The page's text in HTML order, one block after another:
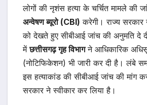
लोगों की नृशंस हत्या के चर्चित मामले की
अन्वेषण ब्यूरो (CBI) करेगी। राज्य सरकार
को देखते हुए सीबीआई जांच की अनुमति दे
मेंछत्तीसगढ़ गृह विभागने आधिकारिक
(नोटिफिकेशन) भी जारी कर दी है। लंबे
इस हत्याकांड की सीबीआई जांच की मांग
सरकार ने स्वीकार कर लिया है।